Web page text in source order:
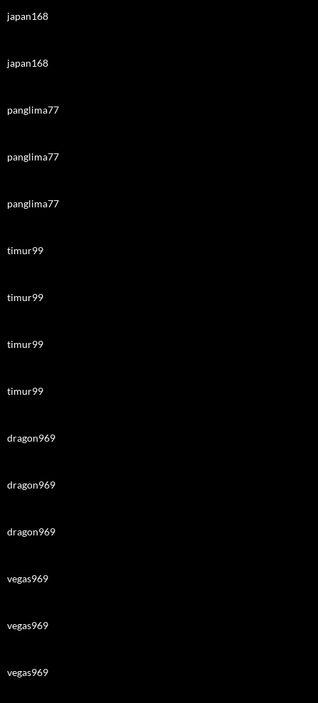
japan168
japan168
panglima77
panglima77
panglima77
timur99
timur99
timur99
timur99
dragon969
dragon969
dragon969
vegas969
vegas969
vegas969